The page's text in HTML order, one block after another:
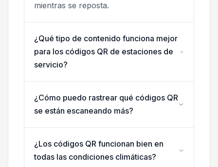
mientras se reposta.
¿Qué tipo de contenido funciona mejor
para los códigos QR de estaciones de
servicio?
¿Cómo puedo rastrear qué códigos QR
se están escaneando más?
¿Los códigos QR funcionan bien en
todas las condiciones climáticas?